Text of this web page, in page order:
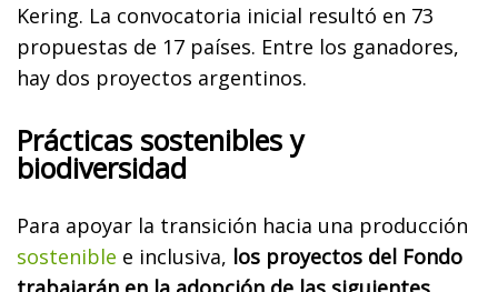
Kering. La convocatoria inicial resultó en 73
propuestas de 17 países. Entre los ganadores,
hay dos proyectos argentinos.
Prácticas sostenibles y
biodiversidad
Para apoyar la transición hacia una producción
sostenible e inclusiva, los proyectos del Fondo